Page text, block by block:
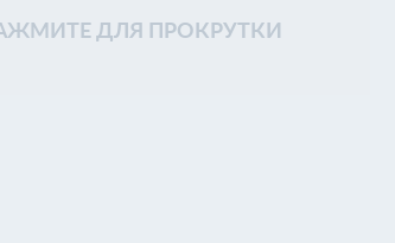
ДЛЯ ПРОКРУТКИ